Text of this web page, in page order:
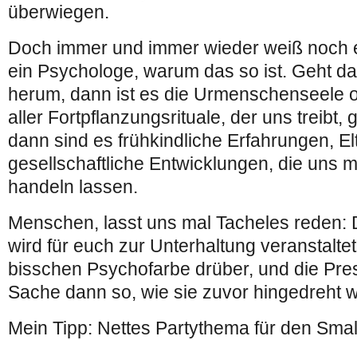
überwiegen.
Doch immer und immer wieder weiß noch
ein Psychologe, warum das so ist. Geht
herum, dann ist es die Urmenschenseele
aller Fortpflanzungsrituale, der uns treibt,
dann sind es frühkindliche Erfahrungen,
gesellschaftliche Entwicklungen, die uns
handeln lassen.
Menschen, lasst uns mal Tacheles reden:
wird für euch zur Unterhaltung
bisschen Psychofarbe drüber, und die
Sache dann so, wie sie zuvor hingedreht
Mein Tipp: Nettes Partythema für den